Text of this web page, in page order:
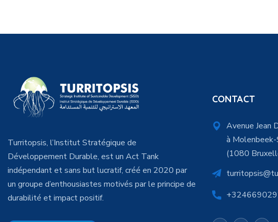
Turritopsis, l’Institut Stratégique de
Développement Durable, est un Act Tank
indépendant et sans but lucratif, créé en 2020 par
un groupe d’enthousiastes motivés par le principe de
durabilité et impact positif.
CONTACT
Avenue Jean
à Molenbeek-
(1080